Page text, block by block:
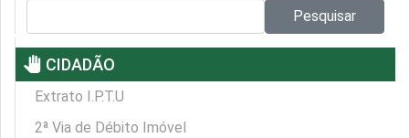
Pesquisar
pan_tool CIDADÃO
Extrato I.P.T.U
2ª Via de Débito Imóvel